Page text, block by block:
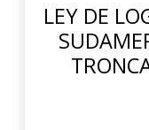
LEY DE